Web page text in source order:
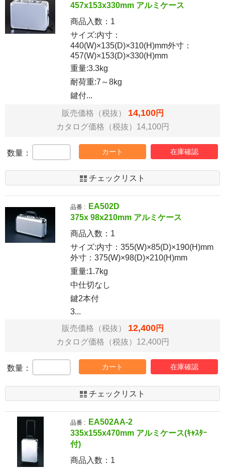
457x153x330mm アルミケース
商品入数： 1
サイズ:内寸：
440(W)×135(D)×310(H)mm外寸：
457(W)×153(D)×330(H)mm
重量:3.3kg
耐荷重:7～8kg
鍵付...
販売価格（税抜） 14,100円
カタログ価格（税抜）14,100円
数量： カート 在庫確認
チェックリスト
品番 :
EA502D
375x 98x210mm アルミケース
商品入数： 1
サイズ:内寸：355(W)×85(D)×190(H)mm
外寸：375(W)×98(D)×210(H)mm
重量:1.7kg
中仕切なし
鍵2本付
3...
販売価格（税抜） 12,400円
カタログ価格（税抜）12,400円
数量： カート 在庫確認
チェックリスト
品番 :
EA502AA-2
335x155x470mm アルミケース(ｷｬｽﾀｰ
付)
商品入数： 1